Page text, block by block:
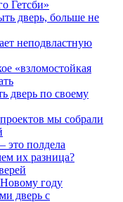
Гетсби»
дверь, больше не
неподвластную
«взломостойкая
дверь по своему
мы собрали
это полдела
их разница?
году
дверь с